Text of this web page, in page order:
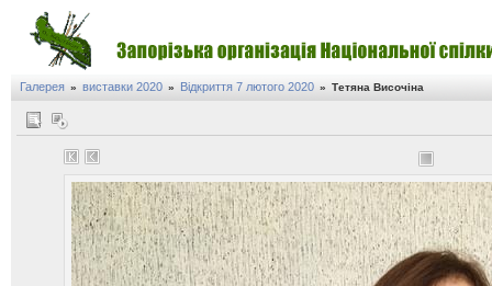
Галерея » виставки 2020 » Відкриття 7 лютого 2020 » Тетяна Височіна